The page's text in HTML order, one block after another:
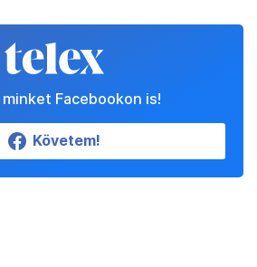
minket Facebookon is!
Követem!